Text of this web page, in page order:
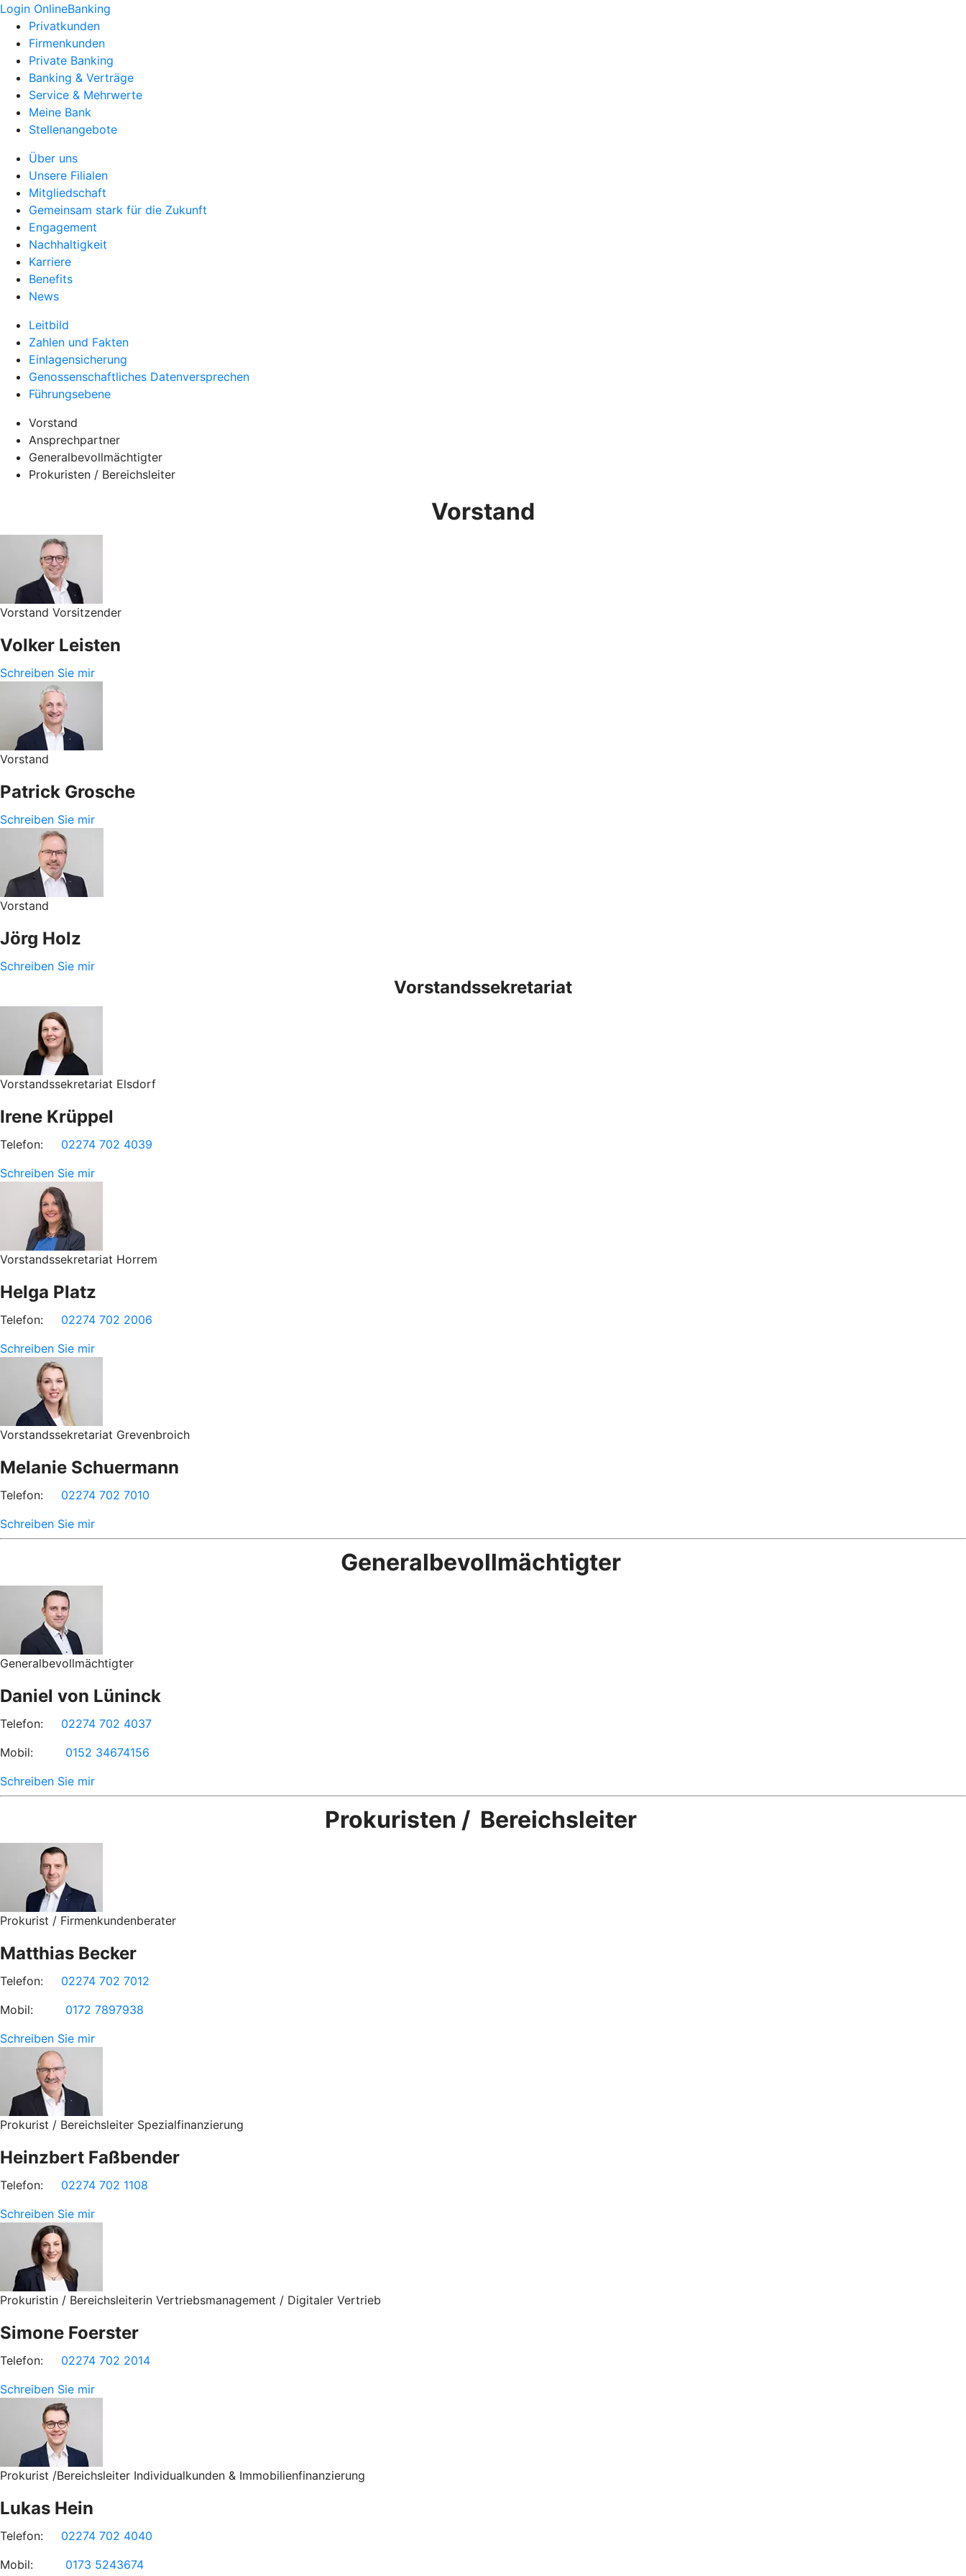
Login OnlineBanking
Privatkunden
Firmenkunden
Private Banking
Banking & Verträge
Service & Mehrwerte
Meine Bank
Stellenangebote
Über uns
Unsere Filialen
Mitgliedschaft
Gemeinsam stark für die Zukunft
Engagement
Nachhaltigkeit
Karriere
Benefits
News
Leitbild
Zahlen und Fakten
Einlagensicherung
Genossenschaftliches Datenversprechen
Führungsebene
Vorstand
Ansprechpartner
Generalbevollmächtigter
Prokuristen / Bereichsleiter
Vorstand
Vorstand Vorsitzender
Volker Leisten
Schreiben Sie mir
Vorstand
Patrick Grosche
Schreiben Sie mir
Vorstand
Jörg Holz
Schreiben Sie mir
Vorstandssekretariat
Vorstandssekretariat Elsdorf
Irene Krüppel
Telefon: 02274 702 4039
Schreiben Sie mir
Vorstandssekretariat Horrem
Helga Platz
Telefon: 02274 702 2006
Schreiben Sie mir
Vorstandssekretariat Grevenbroich
Melanie Schuermann
Telefon: 02274 702 7010
Schreiben Sie mir
Generalbevollmächtigter
Generalbevollmächtigter
Daniel von Lüninck
Telefon: 02274 702 4037
Mobil: 0152 34674156
Schreiben Sie mir
Prokuristen / Bereichsleiter
Prokurist / Firmenkundenberater
Matthias Becker
Telefon: 02274 702 7012
Mobil: 0172 7897938
Schreiben Sie mir
Prokurist / Bereichsleiter Spezialfinanzierung
Heinzbert Faßbender
Telefon: 02274 702 1108
Schreiben Sie mir
Prokuristin / Bereichsleiterin Vertriebsmanagement / Digitaler Vertrieb
Simone Foerster
Telefon: 02274 702 2014
Schreiben Sie mir
Prokurist /Bereichsleiter Individualkunden & Immobilienfinanzierung
Lukas Hein
Telefon: 02274 702 4040
Mobil: 0173 5243674